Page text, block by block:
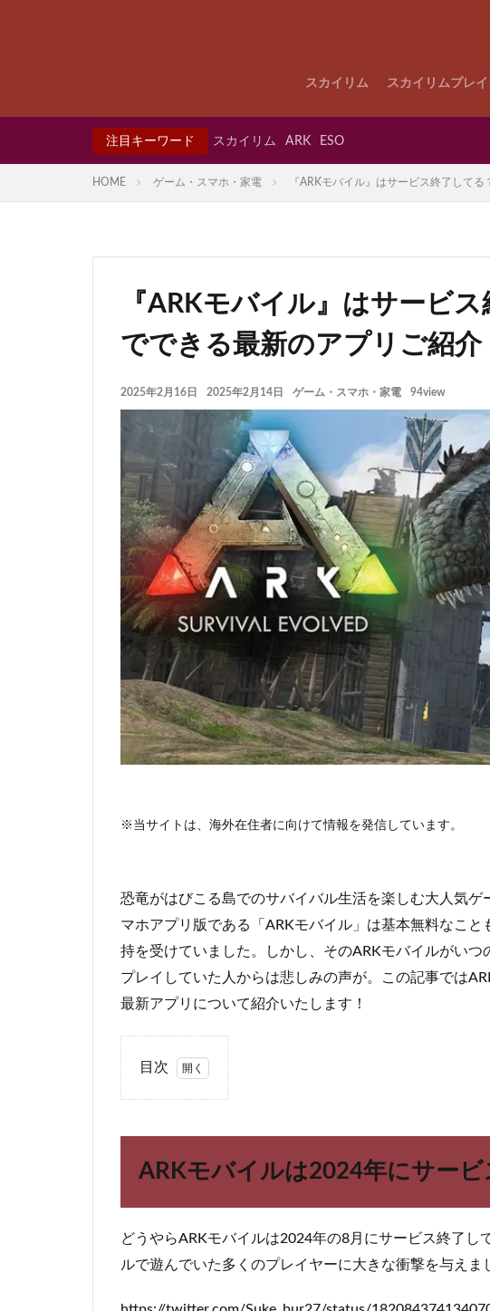
スカイリム スカイリムプレ
注目キーワード スカイリム ARK ESO
HOME ゲーム・スマホ・家電 『ARKモバイル』はサービス終了して
『ARKモバイル』はサービ
でできる最新のアプリご紹介
2025年2月16日 2025年2月14日 ゲーム・スマホ・家電 94view
※当サイトは、海外在住者に向けて情報を発信しています。
恐竜がはびこる島でのサバイバル生活を楽しむ大人気ゲ
マホアプリ版である「ARKモバイル」は基本無料なこ
持を受けていました。しかし、そのARKモバイルがいつ
プレイしていた人からは悲しみの声が。この記事では
最新アプリについて紹介いたします！
目次
は
年に
ビス
終了
ARKモバイルは2024年にサービ
どうやらARKモバイルは2024年の8月にサービス終了し
ルで遊んでいた多くのプレイヤーに大きな衝撃を与えま